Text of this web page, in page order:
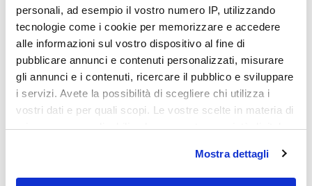
personali, ad esempio il vostro numero IP, utilizzando
tecnologie come i cookie per memorizzare e accedere
alle informazioni sul vostro dispositivo al fine di
pubblicare annunci e contenuti personalizzati, misurare
gli annunci e i contenuti, ricercare il pubblico e sviluppare
i servizi. Avete la possibilità di scegliere chi utilizza i
vostri dati e per quali scopi. Le vostre scelte in materia di
privacy sono applicabili solo su questa proprietà digitale
modificare o revocare il proprio consenso in qualsiasi
momento dalla Dichiarazione sui cookie o facendo clic
Mostra dettagli
Destinazioni